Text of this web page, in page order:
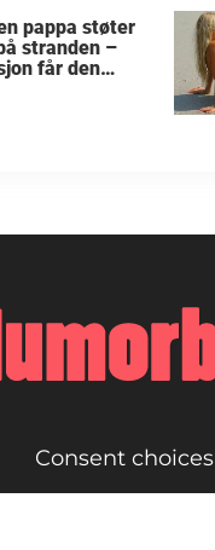
pappa støter
stranden –
får den
Consent choices